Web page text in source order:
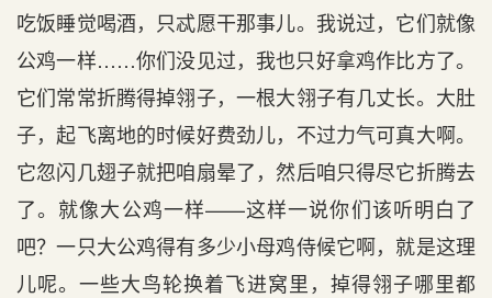
吃饭睡觉喝酒，只忒愿干那事儿。我说过，它们就像
公鸡一样……你们没见过，我也只好拿鸡作比方了。
它们常常折腾得掉翎子，一根大翎子有几丈长。大肚
子，起飞离地的时候好费劲儿，不过力气可真大啊。
它忽闪几翅子就把咱扇晕了，然后咱只得尽它折腾去
了。就像大公鸡一样——这样一说你们该听明白了
吧？一只大公鸡得有多少小母鸡侍候它啊，就是这理
儿呢。一些大鸟轮换着飞进窝里，掉得翎子哪里都